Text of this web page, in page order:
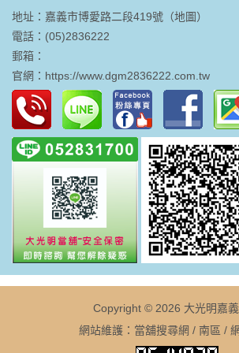
地址：嘉義市博愛路二段419號（地圖）
電話：(05)2836222
郵箱：
官網： https://www.dgm2836222.com.tw
Copyright © 2026 大光明嘉
網站維護： 當舖搜尋網 / 南區 /